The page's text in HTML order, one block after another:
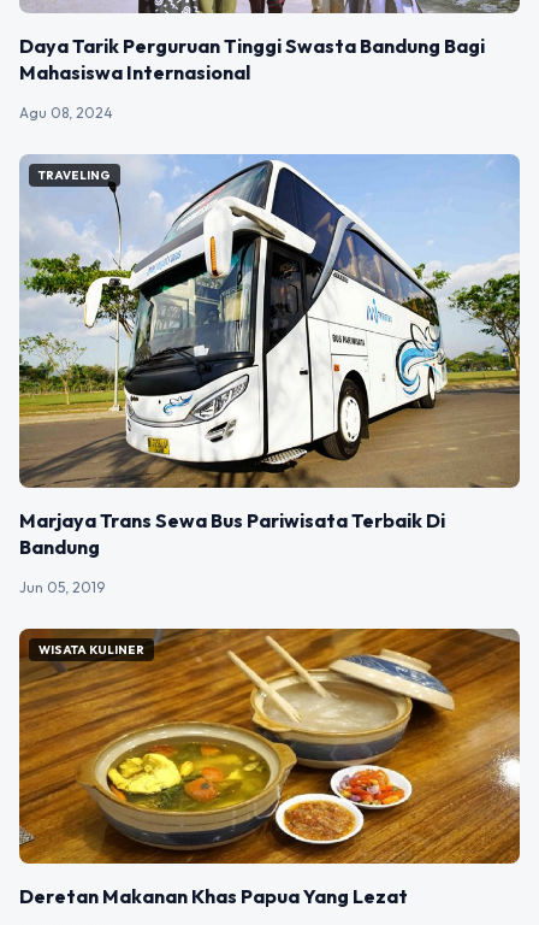
Daya Tarik Perguruan Tinggi Swasta Bandung Bagi
Mahasiswa Internasional
Agu 08, 2024
TRAVELING
Marjaya Trans Sewa Bus Pariwisata Terbaik Di
Bandung
Jun 05, 2019
WISATA KULINER
Deretan Makanan Khas Papua Yang Lezat